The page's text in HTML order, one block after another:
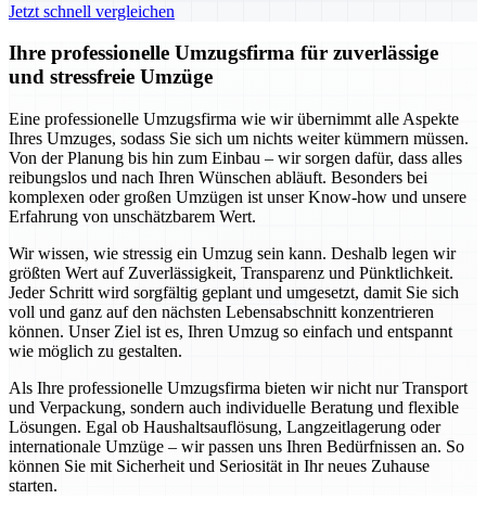
Jetzt schnell vergleichen
Ihre professionelle Umzugsfirma für zuverlässige
und stressfreie Umzüge
Eine professionelle Umzugsfirma wie wir übernimmt alle Aspekte
Ihres Umzuges, sodass Sie sich um nichts weiter kümmern müssen.
Von der Planung bis hin zum Einbau – wir sorgen dafür, dass alles
reibungslos und nach Ihren Wünschen abläuft. Besonders bei
komplexen oder großen Umzügen ist unser Know-how und unsere
Erfahrung von unschätzbarem Wert.
Wir wissen, wie stressig ein Umzug sein kann. Deshalb legen wir
größten Wert auf Zuverlässigkeit, Transparenz und Pünktlichkeit.
Jeder Schritt wird sorgfältig geplant und umgesetzt, damit Sie sich
voll und ganz auf den nächsten Lebensabschnitt konzentrieren
können. Unser Ziel ist es, Ihren Umzug so einfach und entspannt
wie möglich zu gestalten.
Als Ihre professionelle Umzugsfirma bieten wir nicht nur Transport
und Verpackung, sondern auch individuelle Beratung und flexible
Lösungen. Egal ob Haushaltsauflösung, Langzeitlagerung oder
internationale Umzüge – wir passen uns Ihren Bedürfnissen an. So
können Sie mit Sicherheit und Seriosität in Ihr neues Zuhause
starten.